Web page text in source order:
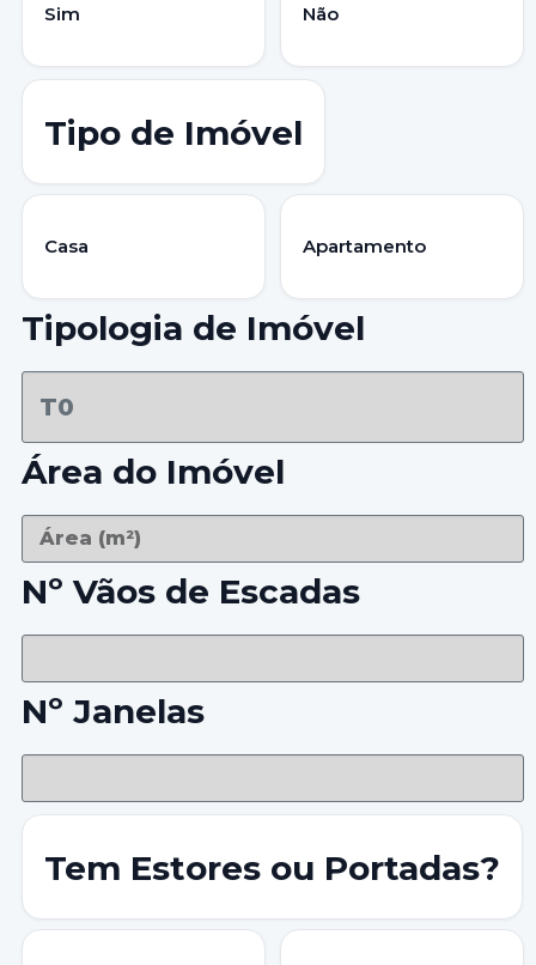
Sim Não
Tipo de Imóvel
Casa Apartamento
Tipologia de Imóvel
Área do Imóvel
Nº Vãos de Escadas
Nº Janelas
Tem Estores ou Portadas?